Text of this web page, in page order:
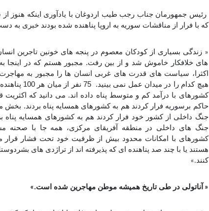
رئیس جمهورمان جناب رجب طیب اردوغان با یادآوری اینکه
که با فرار از مناقشات سوریه به اروپا پناهنده شده بودند خبری به
« زندگی بسیاری از کودکان معصوم در پنجه های خونین تاجرین
های خلافکار خاموش شد و از بین رفت. مجبور هستم که در اینجا به
اکثرا، سیاست های قدرت های غربی انسان ها را مجبور به
هیچ کدام را
کشورهای با درآمد کم و متوسط پناه داده اند. می دانید که
جنگ داخلی از کشور خود فرار کردند هم به کشورهای همسایه پناه
جنگ های داخلی در منطقه آفریقای مرکزی، همه جا با صحنه
کشورهای با امکانات محدود بیش از ظرفیت خود تحت فشار
هستند یا با چند صد پناهنده ای که پذیرفته اند از تراژدی های
کنند.»
« آناتولی در طی تاریخ همیشه موطن مهاجرین شده است.»